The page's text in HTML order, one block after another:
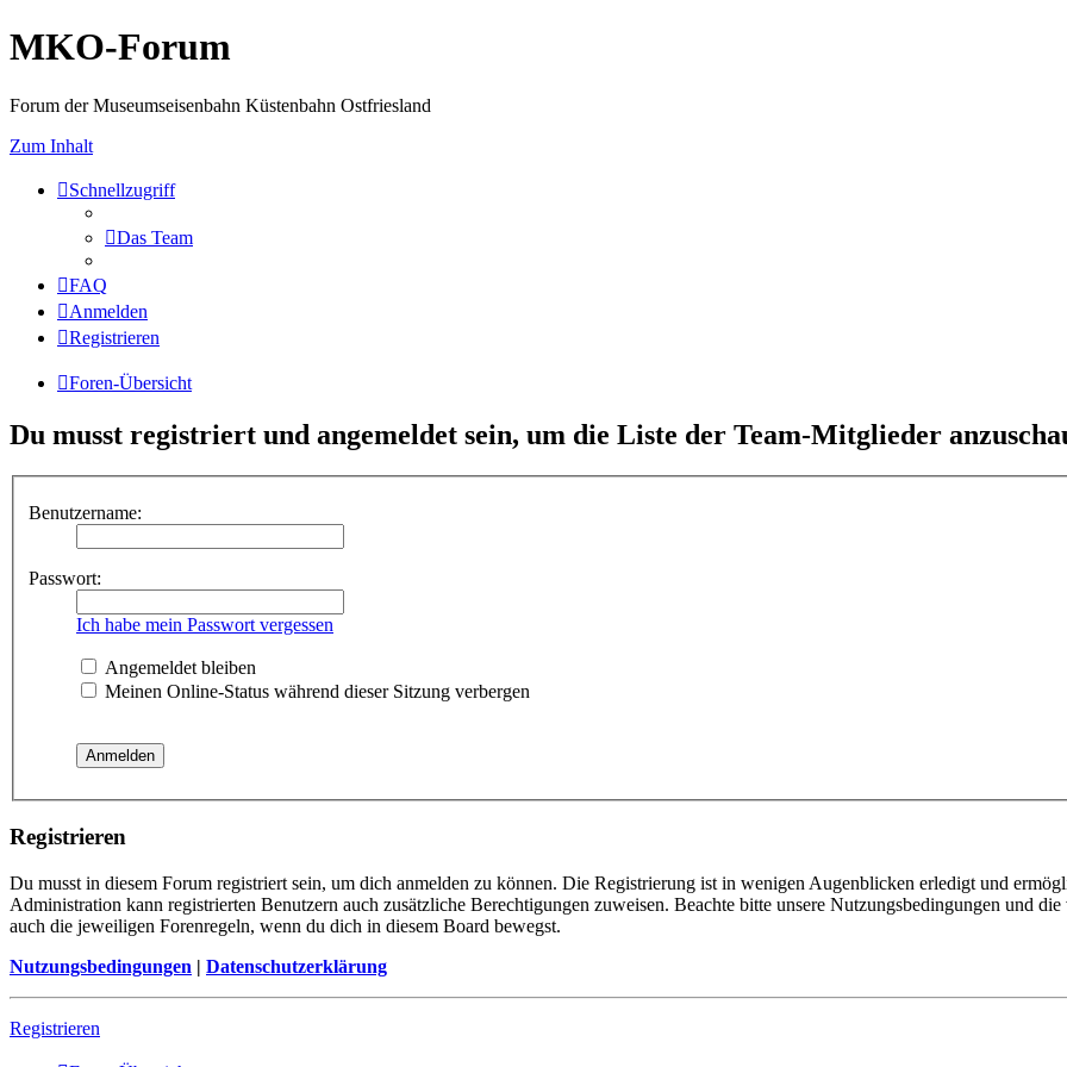
MKO-Forum
Forum der Museumseisenbahn Küstenbahn Ostfriesland
Zum Inhalt
Schnellzugriff
Das Team
FAQ
Anmelden
Registrieren
Foren-Übersicht
Du musst registriert und angemeldet sein, um die Liste der Team-Mitglieder
Benutzername:
Passwort:
Ich habe mein Passwort vergessen
Angemeldet bleiben
Meinen Online-Status während dieser Sitzung verbergen
Registrieren
Du musst in diesem Forum registriert sein, um dich anmelden zu können. Die Registrierung ist in wenigen Augenblicken erledigt und
Administration kann registrierten Benutzern auch zusätzliche Berechtigungen zuweisen. Beachte bitte unsere Nutzungsbedingungen und
auch die jeweiligen Forenregeln, wenn du dich in diesem Board bewegst.
Nutzungsbedingungen | Datenschutzerklärung
Registrieren